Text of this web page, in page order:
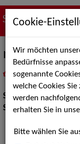
Suche nach
inMeine Merkliste
Show:Show Acts
Show Acts:
Cookie-
Wir möchten
Bedürfnisse
sogenannte
welche Cookies
werden
erhalten Sie in
Bitte wählen Sie